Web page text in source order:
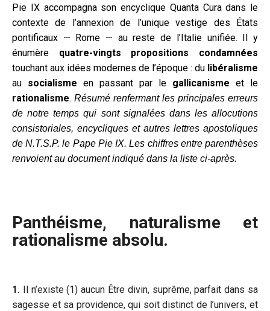
Pie IX accompagna son encyclique Quanta Cura dans le
contexte de l’annexion de l’unique vestige des États
pontificaux — Rome — au reste de l’Italie unifiée. Il y
énumère quatre-vingts propositions condamnées
touchant aux idées modernes de l’époque : du libéralisme
au socialisme en passant par le gallicanisme et le
rationalisme. Résumé renfermant les principales erreurs
de notre temps qui sont signalées dans les allocutions
consistoriales, encycliques et autres lettres apostoliques
de N.T.S.P. le Pape Pie IX. Les chiffres entre parenthèses
renvoient au document indiqué dans la liste ci-après.
Panthéisme, naturalisme et
rationalisme absolu.
1. Il n’existe (1) aucun Être divin, suprême, parfait dans sa
sagesse et sa providence, qui soit distinct de l’univers, et